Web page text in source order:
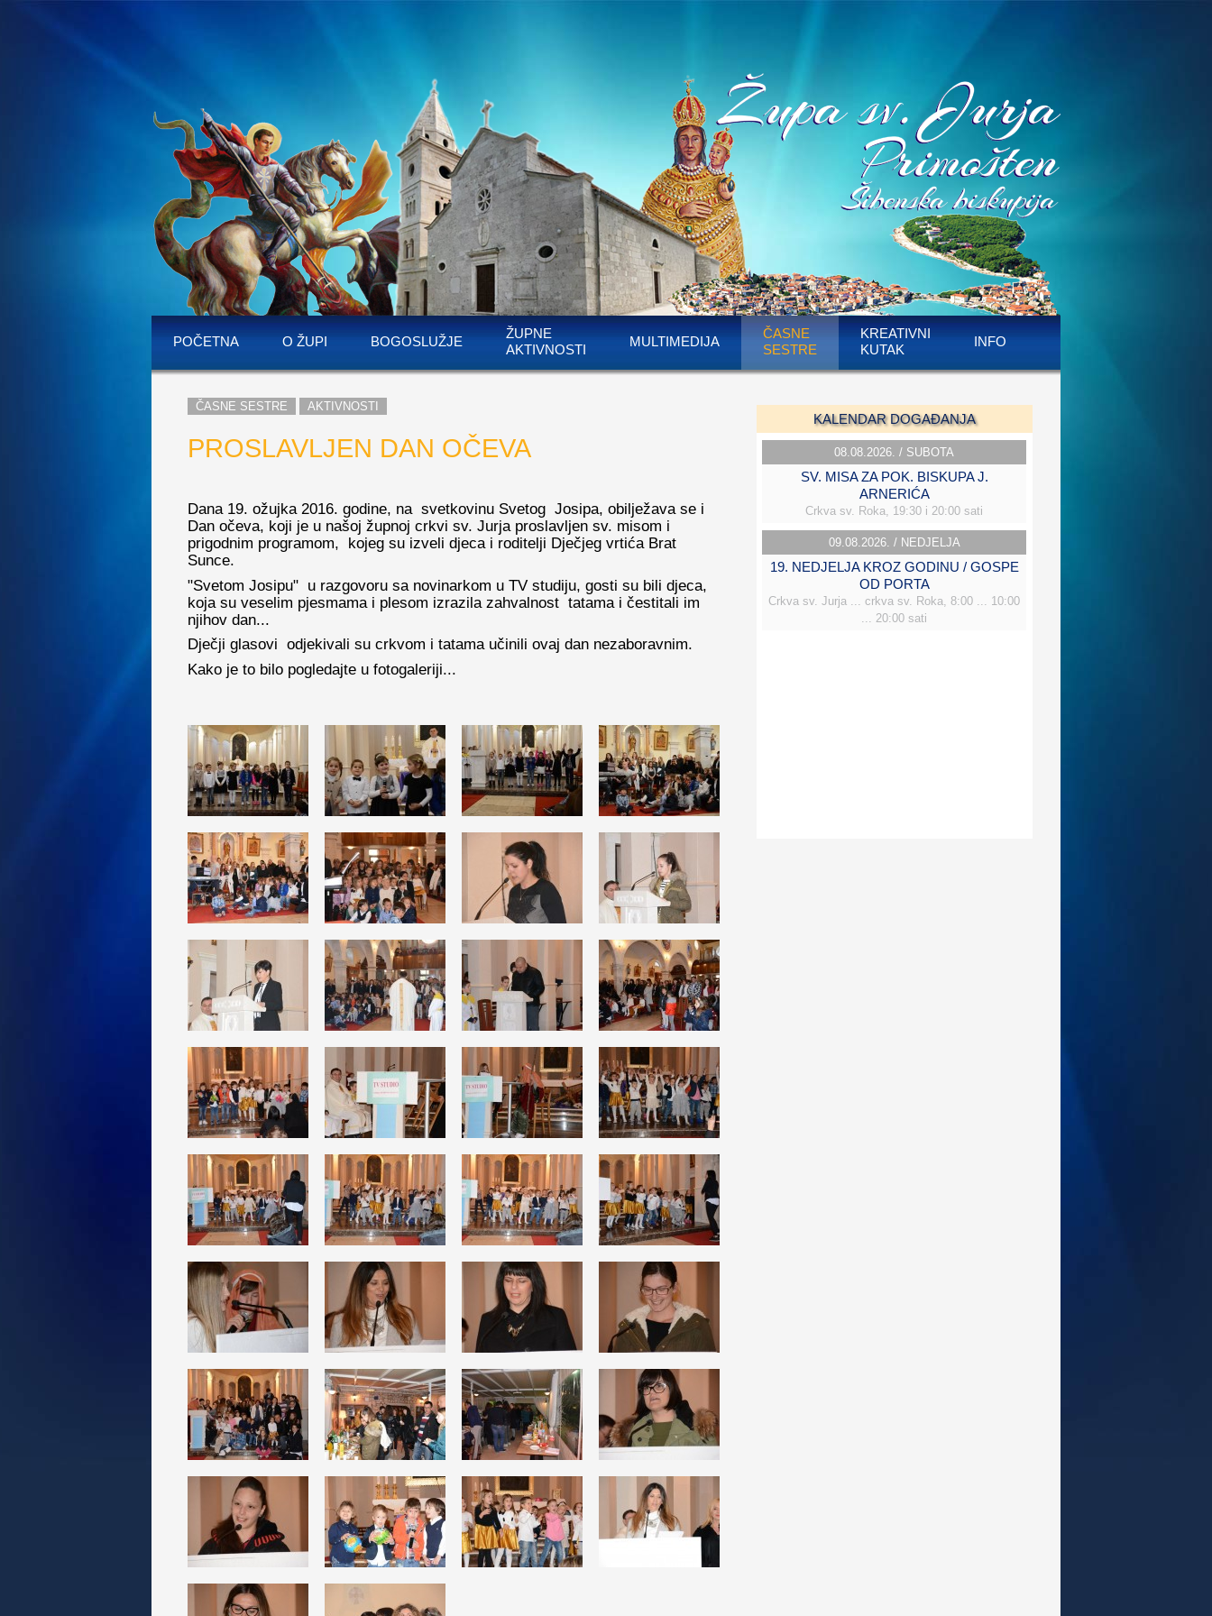
POČETNA O ŽUPI BOGOSLUŽJE
ŽUPNE
AKTIVNOSTI
MULTIMEDIJA
ČASNE
SESTRE
KREATIVNI
KUTAK
INFO
ČASNE SESTRE AKTIVNOSTI
PROSLAVLJEN DAN OČEVA
Dana 19. ožujka 2016. godine, na svetkovinu Svetog Josipa, obilježava se i
Dan očeva, koji je u našoj župnoj crkvi sv. Jurja proslavljen sv. misom i
prigodnim programom, kojeg su izveli djeca i roditelji Dječjeg vrtića Brat
Sunce.
"Svetom Josipu" u razgovoru sa novinarkom u TV studiju, gosti su bili djeca,
koja su veselim pjesmama i plesom izrazila zahvalnost tatama i čestitali im
njihov dan...
Dječji glasovi odjekivali su crkvom i tatama učinili ovaj dan nezaboravnim.
Kako je to bilo pogledajte u fotogaleriji...
KALENDAR DOGAĐANJA
08.08.2026. / SUBOTA
SV. MISA ZA POK. BISKUPA J.
ARNERIĆA
Crkva sv. Roka, 19:30 i 20:00 sati
09.08.2026. / NEDJELJA
19. NEDJELJA KROZ GODINU / GOSPE
OD PORTA
Crkva sv. Jurja ... crkva sv. Roka, 8:00 ... 10:00
... 20:00 sati